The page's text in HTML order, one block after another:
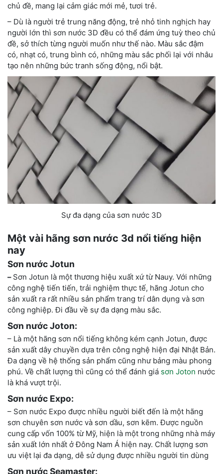
chủ đề, mang lại cảm giác mới mẻ, tươi trẻ.
– Dù là người trẻ trung năng động, trẻ nhỏ tinh nghịch hay
người lớn thì sơn nước 3D đều có thể đám ứng tuỳ theo chủ
đề, sở thích từng người muốn như thế nào. Màu sắc đậm
có, nhạt có, trung bình có, những màu sắc phối lại với nhâu
tạo nên những bức tranh sống động, nổi bật.
Sự đa dạng của sơn nước 3D
Một vài hãng sơn nước 3d nổi tiếng hiện
nay
Sơn nước Jotun
– Sơn Jotun là một thương hiệu xuất xứ từ Nauy. Với những
công nghệ tiến tiến, trải nghiệm thực tế, hãng Jotun cho
sản xuất ra rất nhiều sản phẩm trang trí dân dụng và sơn
công nghiệp. Đi đầu về sự đa dạng màu sắc.
Sơn nước Joton:
– Là một hãng sơn nổi tiếng không kém cạnh Jotun, được
sản xuất dây chuyền dựa trên công nghệ hiện đại Nhật Bản.
Đa dạng về hệ thống sản phẩm cũng như bảng màu phong
phú. Về chất lượng thì cũng có thể đánh giá sơn Joton nước
là khá vượt trội.
Sơn nước Expo:
– Sơn nước Expo được nhiều người biết đến là một hãng
sơn chuyên sơn nước và sơn dầu, sơn kẽm. Được nguồn
cung cấp vốn 100% từ Mỹ, hiện là một trong những nhà máy
sản xuất lớn nhất ở Đông Nam Á hiện nay. Chất lượng sơn
ưu việt lại đa dạng, dễ sử dụng được nhiều người tin dùng
Sơn nước Seamaster: